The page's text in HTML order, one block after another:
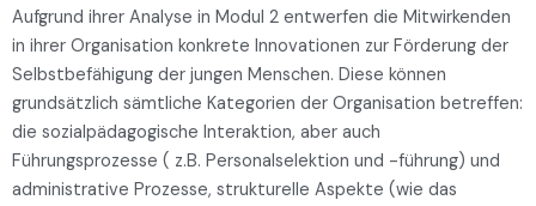
Aufgrund ihrer Analyse in Modul 2 entwerfen die Mitwirkenden
in ihrer Organisation konkrete Innovationen zur Förderung der
Selbstbefähigung der jungen Menschen. Diese können
grundsätzlich sämtliche Kategorien der Organisation betreffen:
die sozialpädagogische Interaktion, aber auch
Führungsprozesse ( z.B. Personalselektion und -führung) und
administrative Prozesse, strukturelle Aspekte (wie das